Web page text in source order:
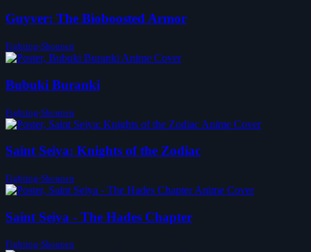
Guyver: The Bioboosted Armor
Fighting-Shounen
Bubuki Buranki
Fighting-Shounen
Saint Seiya: Knights of the Zodiac
Fighting-Shounen
Saint Seiya - The Hades Chapter
Fighting-Shounen